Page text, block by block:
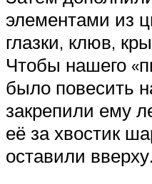
элементами из
глазки, клюв,
Чтобы нашего
было повесить
закрепили ему
её за хвостик
оставили вверху.